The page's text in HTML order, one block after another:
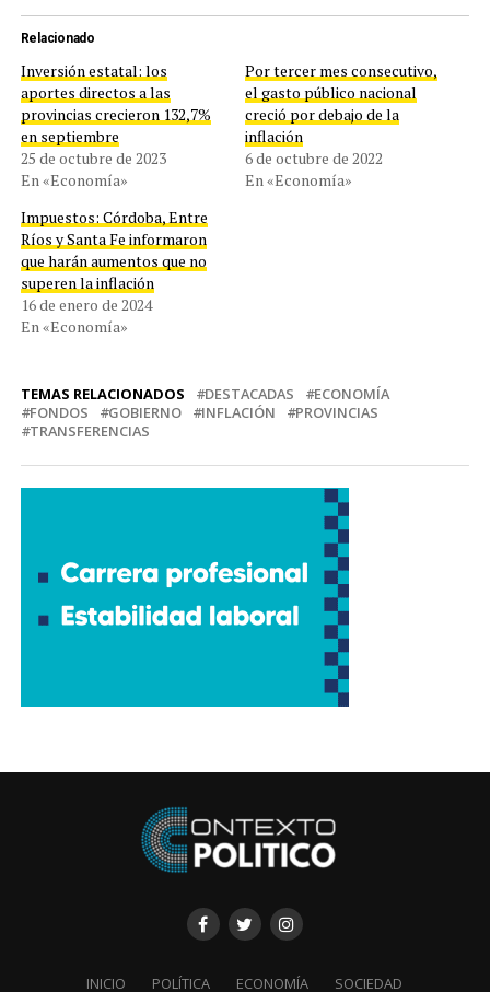
Relacionado
Inversión estatal: los
aportes directos a las
provincias crecieron 132,7%
en septiembre
25 de octubre de 2023
En «Economía»
Por tercer mes consecutivo,
el gasto público nacional
creció por debajo de la
inflación
6 de octubre de 2022
En «Economía»
Impuestos: Córdoba, Entre
Ríos y Santa Fe informaron
que harán aumentos que no
superen la inflación
16 de enero de 2024
En «Economía»
TEMAS RELACIONADOS DESTACADAS
ECONOMÍA
FONDOS
GOBIERNO INFLACIÓN
PROVINCIAS
TRANSFERENCIAS
INICIO POLÍTICA ECONOMÍA SOCIEDAD